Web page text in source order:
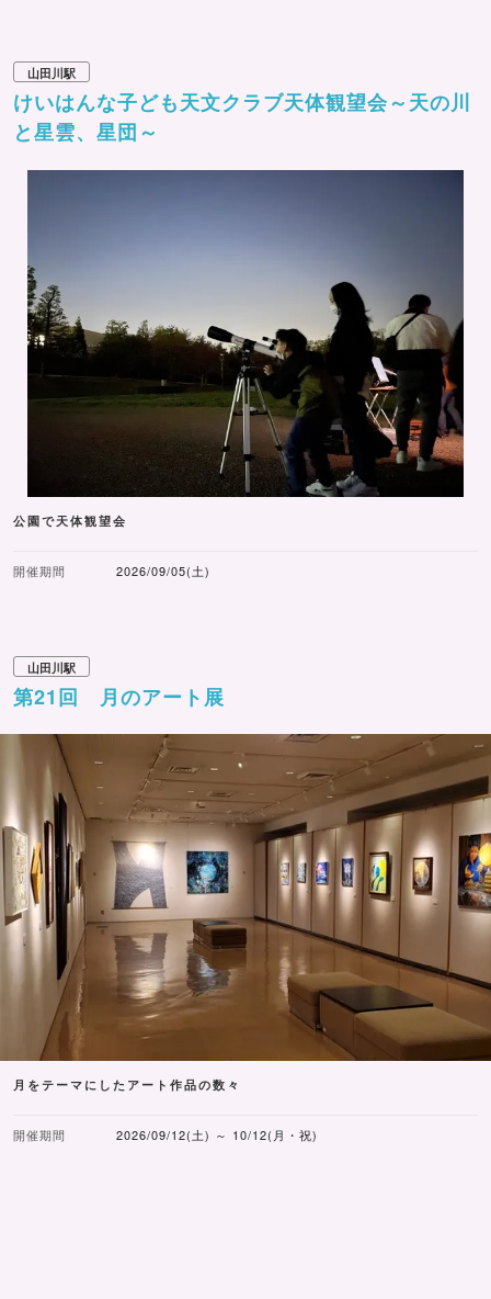
山田川駅
けいはんな子ども天文クラブ天体観望会～天の川
と星雲、星団～
公園で天体観望会
開催期間 2026/09/05(土)
山田川駅
第21回 月のアート展
月をテーマにしたアート作品の数々
開催期間 2026/09/12(土) ～ 10/12(月・祝)